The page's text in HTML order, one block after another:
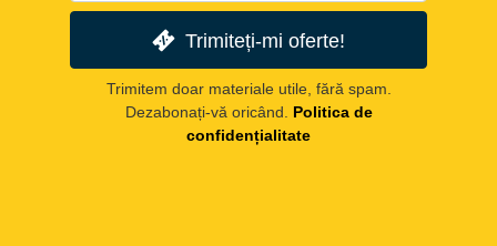
Trimiteți-mi oferte!
Trimitem doar materiale utile, fără spam.
Dezabonați-vă oricând.
Politica de
confidențialitate